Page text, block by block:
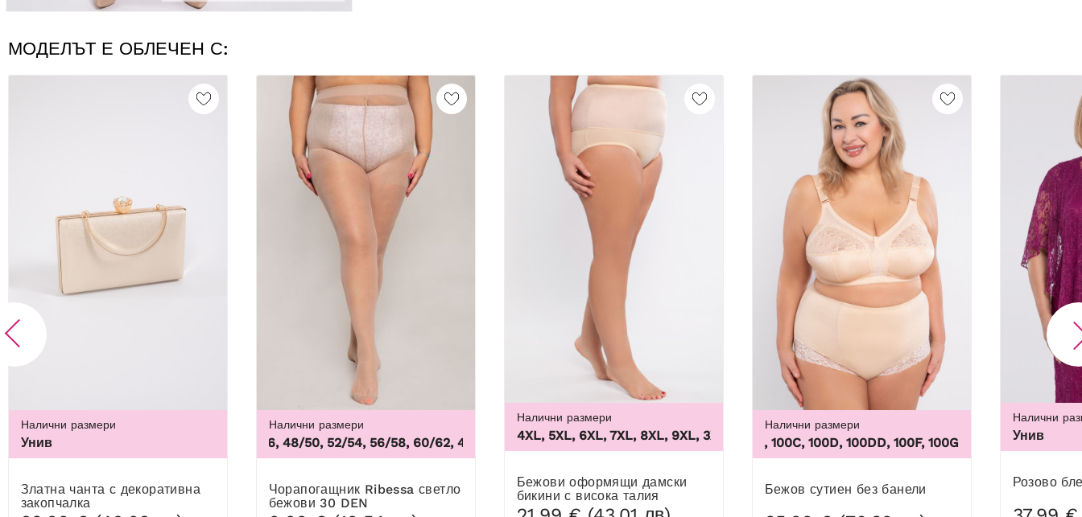
МОДЕЛЪТ Е ОБЛЕЧЕН С:
Налични размери
Унив
Златна чанта с декоративна
закопчалка
Налични размери
44/46, 48/50, 52/54, 56/58, 60/62,44/46, 48/50, 52/54, 56/58, 60/62
Чорапогащник Ribessa светло
бежови 30 DEN
Налични размери
3XL, 4XL, 5XL, 6XL, 7XL, 8XL, 9XL,3XL, 4XL, 5XL, 6XL, 7XL, 8XL, 9XL
Бежови оформящи дамски
бикини с висока талия
Налични размери
100B, 100C, 100D, 100DD, 100F, 100G, 100H, 100I, 100J,
Бежов сутиен без банели
Налични
Унив
Розово